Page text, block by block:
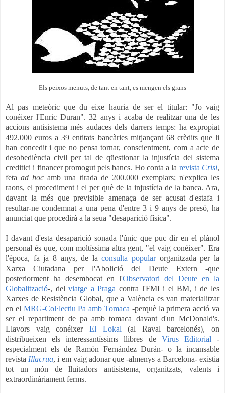
Els peixos menuts, de tant en tant, es mengen els grans
Al pas meteòric que du eixe hauria de ser el titular: "Jo vaig
conéixer l'Enric Duran". 32 anys i acaba de realitzar una de les
accions antisistema més audaces dels darrers temps: ha expropiat
492.000 euros a 39 entitats bancàries mitjançant 68 crèdits que li
han concedit i que no pensa tornar, conscientment, com a acte de
desobediència civil per tal de qüestionar la injustícia del sistema
creditici i financer promogut pels bancs. Ho conta a la revista Crisi,
fetaad hoc amb una tirada de 200.000 exemplars; n'explica les
raons, el procediment i el per què de la injustícia de la banca. Ara,
davant la més que previsible amenaça de ser acusat d'estafa i
resultar-ne condemnat a una pena d'entre 3 i 9 anys de presó, ha
anunciat que procedirà a la seua "desaparició física".
I davant d'esta desaparició sonada l'únic que puc dir en el plànol
personal és que, com moltíssima altra gent, "el vaig conéixer". Era
l'època, fa ja 8 anys, de laconsulta popularorganitzada per la
Xarxa Ciutadana per l'Abolició del Deute Extern -que
posteriorment ha desembocat en l'Observatori del Deute en la
Globalització-, delviatge a Praga contra l'FMI i el BM, i de les
Xarxes de Resistència Global, que a València es van materialitzar
en el MRG-Col·lectiu Pa amb Tomaca -perquè la primera acció va
ser el repartiment de pa amb tomaca davant d'un McDonald's.
Llavors vaig conéixer El Lokal (al Raval barcelonés), on
distribueixen els interessantíssims llibres de Virus Editorial -
especialment els de Ramón Fernández Durán- o la incansable
revista Illacrua, i em vaig adonar que -almenys a Barcelona- existia
tot un món de lluitadors antisistema, organitzats, valents i
extraordinàriament ferms.